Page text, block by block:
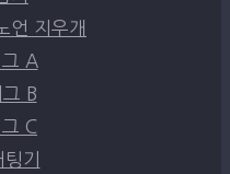
언 지우개
A
B
C
기